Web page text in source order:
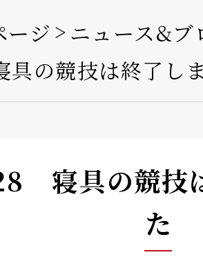
ージ
ニュース&ブ
の競技は終了し
寝具の競技
た